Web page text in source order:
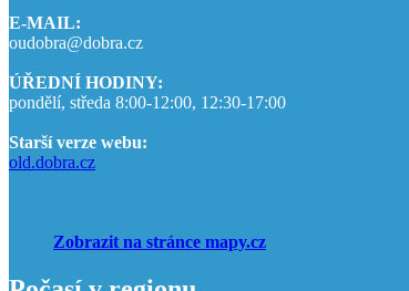
E-MAIL:
oudobra@dobra.cz
ÚŘEDNÍ HODINY:
pondělí, středa 8:00-12:00, 12:30-17:00
Starší verze webu:
old.dobra.cz
Zobrazit na stránce mapy.cz